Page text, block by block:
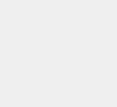
ve
yatırım